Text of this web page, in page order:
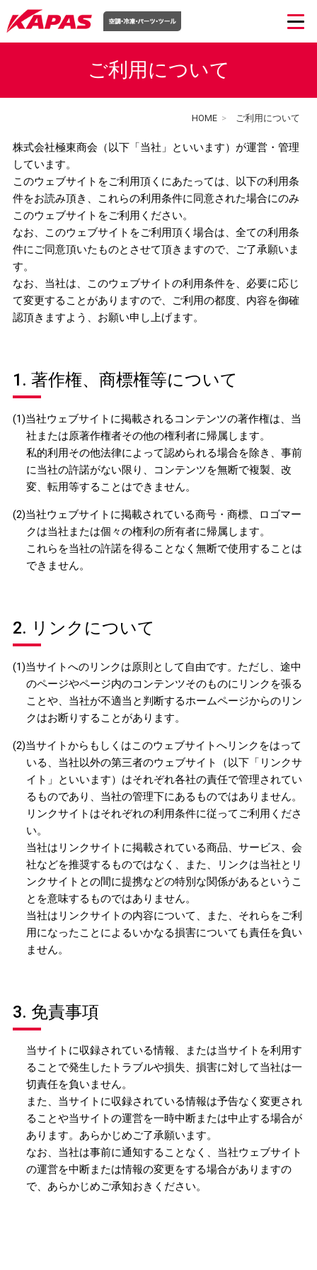
ご利用について
HOME > ご利用について
株式会社極東商会（以下「当社」といいます）が運営・管理
しています。
このウェブサイトをご利用頂くにあたっては、以下の利用条
件をお読み頂き、これらの利用条件に同意された場合にのみ
このウェブサイトをご利用ください。
なお、このウェブサイトをご利用頂く場合は、全ての利用条
件にご同意頂いたものとさせて頂きますので、ご了承願いま
す。
なお、当社は、このウェブサイトの利用条件を、必要に応じ
て変更することがありますので、ご利用の都度、内容を御確
認頂きますよう、お願い申し上げます。
1. 著作権、商標権等について
(1)当社ウェブサイトに掲載されるコンテンツの著作権は、当
社または原著作権者その他の権利者に帰属します。
私的利用その他法律によって認められる場合を除き、事前
に当社の許諾がない限り、コンテンツを無断で複製、改
変、転用等することはできません。
(2)当社ウェブサイトに掲載されている商号・商標、ロゴマー
クは当社または個々の権利の所有者に帰属します。
これらを当社の許諾を得ることなく無断で使用することは
できません。
2. リンクについて
(1)当サイトへのリンクは原則として自由です。ただし、途中
のページやページ内のコンテンツそのものにリンクを張る
ことや、当社が不適当と判断するホームページからのリン
クはお断りすることがあります。
(2)当サイトからもしくはこのウェブサイトへリンクをはって
いる、当社以外の第三者のウェブサイト（以下「リンクサ
イト」といいます）はそれぞれ各社の責任で管理されてい
るものであり、当社の管理下にあるものではありません。
リンクサイトはそれぞれの利用条件に従ってご利用くださ
い。
当社はリンクサイトに掲載されている商品、サービス、会
社などを推奨するものではなく、また、リンクは当社とリ
ンクサイトとの間に提携などの特別な関係があるというこ
とを意味するものではありません。
当社はリンクサイトの内容について、また、それらをご利
用になったことによるいかなる損害についても責任を負い
ません。
3. 免責事項
当サイトに収録されている情報、または当サイトを利用す
ることで発生したトラブルや損失、損害に対して当社は一
切責任を負いません。
また、当サイトに収録されている情報は予告なく変更され
ることや当サイトの運営を一時中断または中止する場合が
あります。あらかじめご了承願います。
なお、当社は事前に通知することなく、当社ウェブサイト
の運営を中断または情報の変更をする場合がありますの
で、あらかじめご承知おきください。